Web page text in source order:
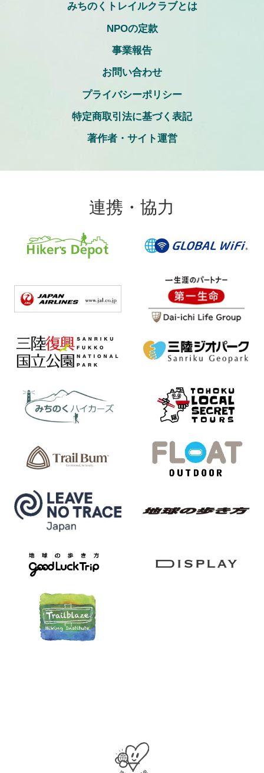
みちのくトレイルクラブとは
NPOの定款
事業報告
お問い合わせ
プライバシーポリシー
特定商取引法に基づく表記
著作者・サイト運営
連携・協力